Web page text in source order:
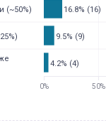
16.8% (16)
9.5% (9)
4.2% (4)
0% 50%
(~50%)